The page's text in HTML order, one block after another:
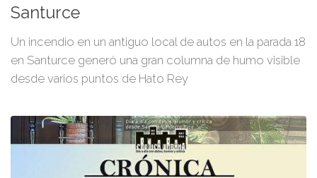
Santurce
Un incendio en un antiguo local de autos en la parada 18
en Santurce generó una gran columna de humo visible
desde varios puntos de Hato Rey